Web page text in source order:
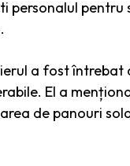
personalul
a fost întrebat
El a
de panouri